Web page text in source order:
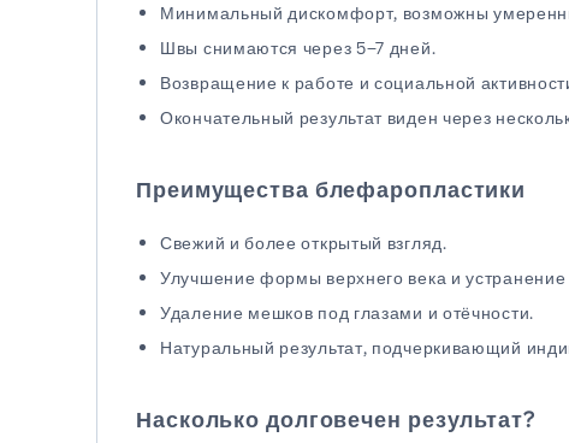
Минимальный дискомфорт, возможны
Швы снимаются через 5–7 дней.
Возвращение к работе и социальной
Окончательный результат виден через
Преимущества блефаропластики
Свежий и более открытый взгляд.
Улучшение формы верхнего века и устранение
Удаление мешков под глазами и отёчности.
Натуральный результат, подчеркивающий
Насколько долговечен результат?